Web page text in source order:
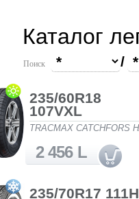
Каталог
Поиск /
235/60R18
107VXL
TRACMAX CATCHFORS
2 456 L
235/70R17 111H